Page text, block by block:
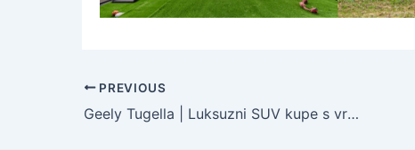
PREVIOUS
Geely Tugella | Luksuzni SUV kupe s vrhunskim performansama